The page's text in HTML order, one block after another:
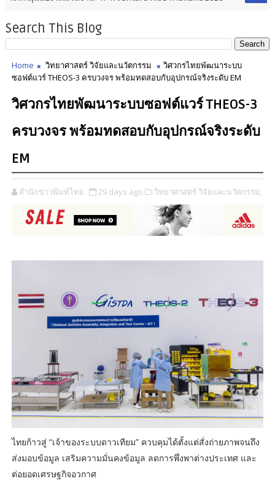
Search This Blog
Home วิทยาศาสตร์ วิจัยและนวัตกรรม
วิศวกรไทยพัฒนาระบบ
ซอฟต์แวร์ THEOS-3 ครบวงจร พร้อมทดสอบกับอุปกรณ์จริงระดับ EM
วิศวกรไทยพัฒนาระบบซอฟต์แวร์ THEOS-3
ครบวงจร พร้อมทดสอบกับอุปกรณ์จริงระดับ
EM
สำนักข่าวพิมพ์ไทย 29 days ago วิทยาศาสตร์ วิจัยและนวัตกรรม,
ไทยก้าวสู่ “เจ้าของระบบดาวเทียม” ควบคุมได้ตั้งแต่สั่งถ่ายภาพจนถึง
ส่งมอบข้อมูล เสริมความมั่นคงข้อมูล ลดการพึ่งพาต่างประเทศ และ
ต่อยอดเศรษฐกิจอวกาศ